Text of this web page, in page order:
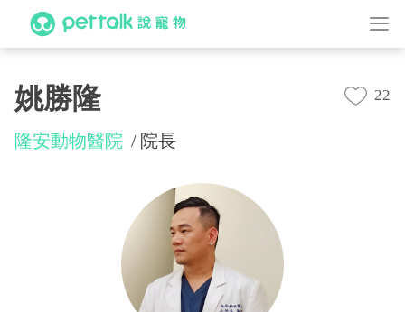
姚勝隆
隆安動物醫院 院長
22